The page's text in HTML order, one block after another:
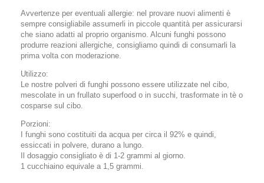
Avvertenze per eventuali allergie: nel provare nuovi alimenti è
sempre consigliabile assumerli in piccole quantità per assicurarsi
che siano adatti al proprio organismo. Alcuni funghi possono
produrre reazioni allergiche, consigliamo quindi di consumarli la
prima volta con moderazione.
Utilizzo:
Le nostre polveri di funghi possono essere utilizzate nel cibo,
mescolate in un frullato superfood o in succhi, trasformate in tè o
cosparse sul cibo.
Porzioni:
I funghi sono costituiti da acqua per circa il 92% e quindi,
essiccati in polvere, durano a lungo.
Il dosaggio consigliato è di 1-2 grammi al giorno.
1 cucchiaino equivale a 1,5 grammi.